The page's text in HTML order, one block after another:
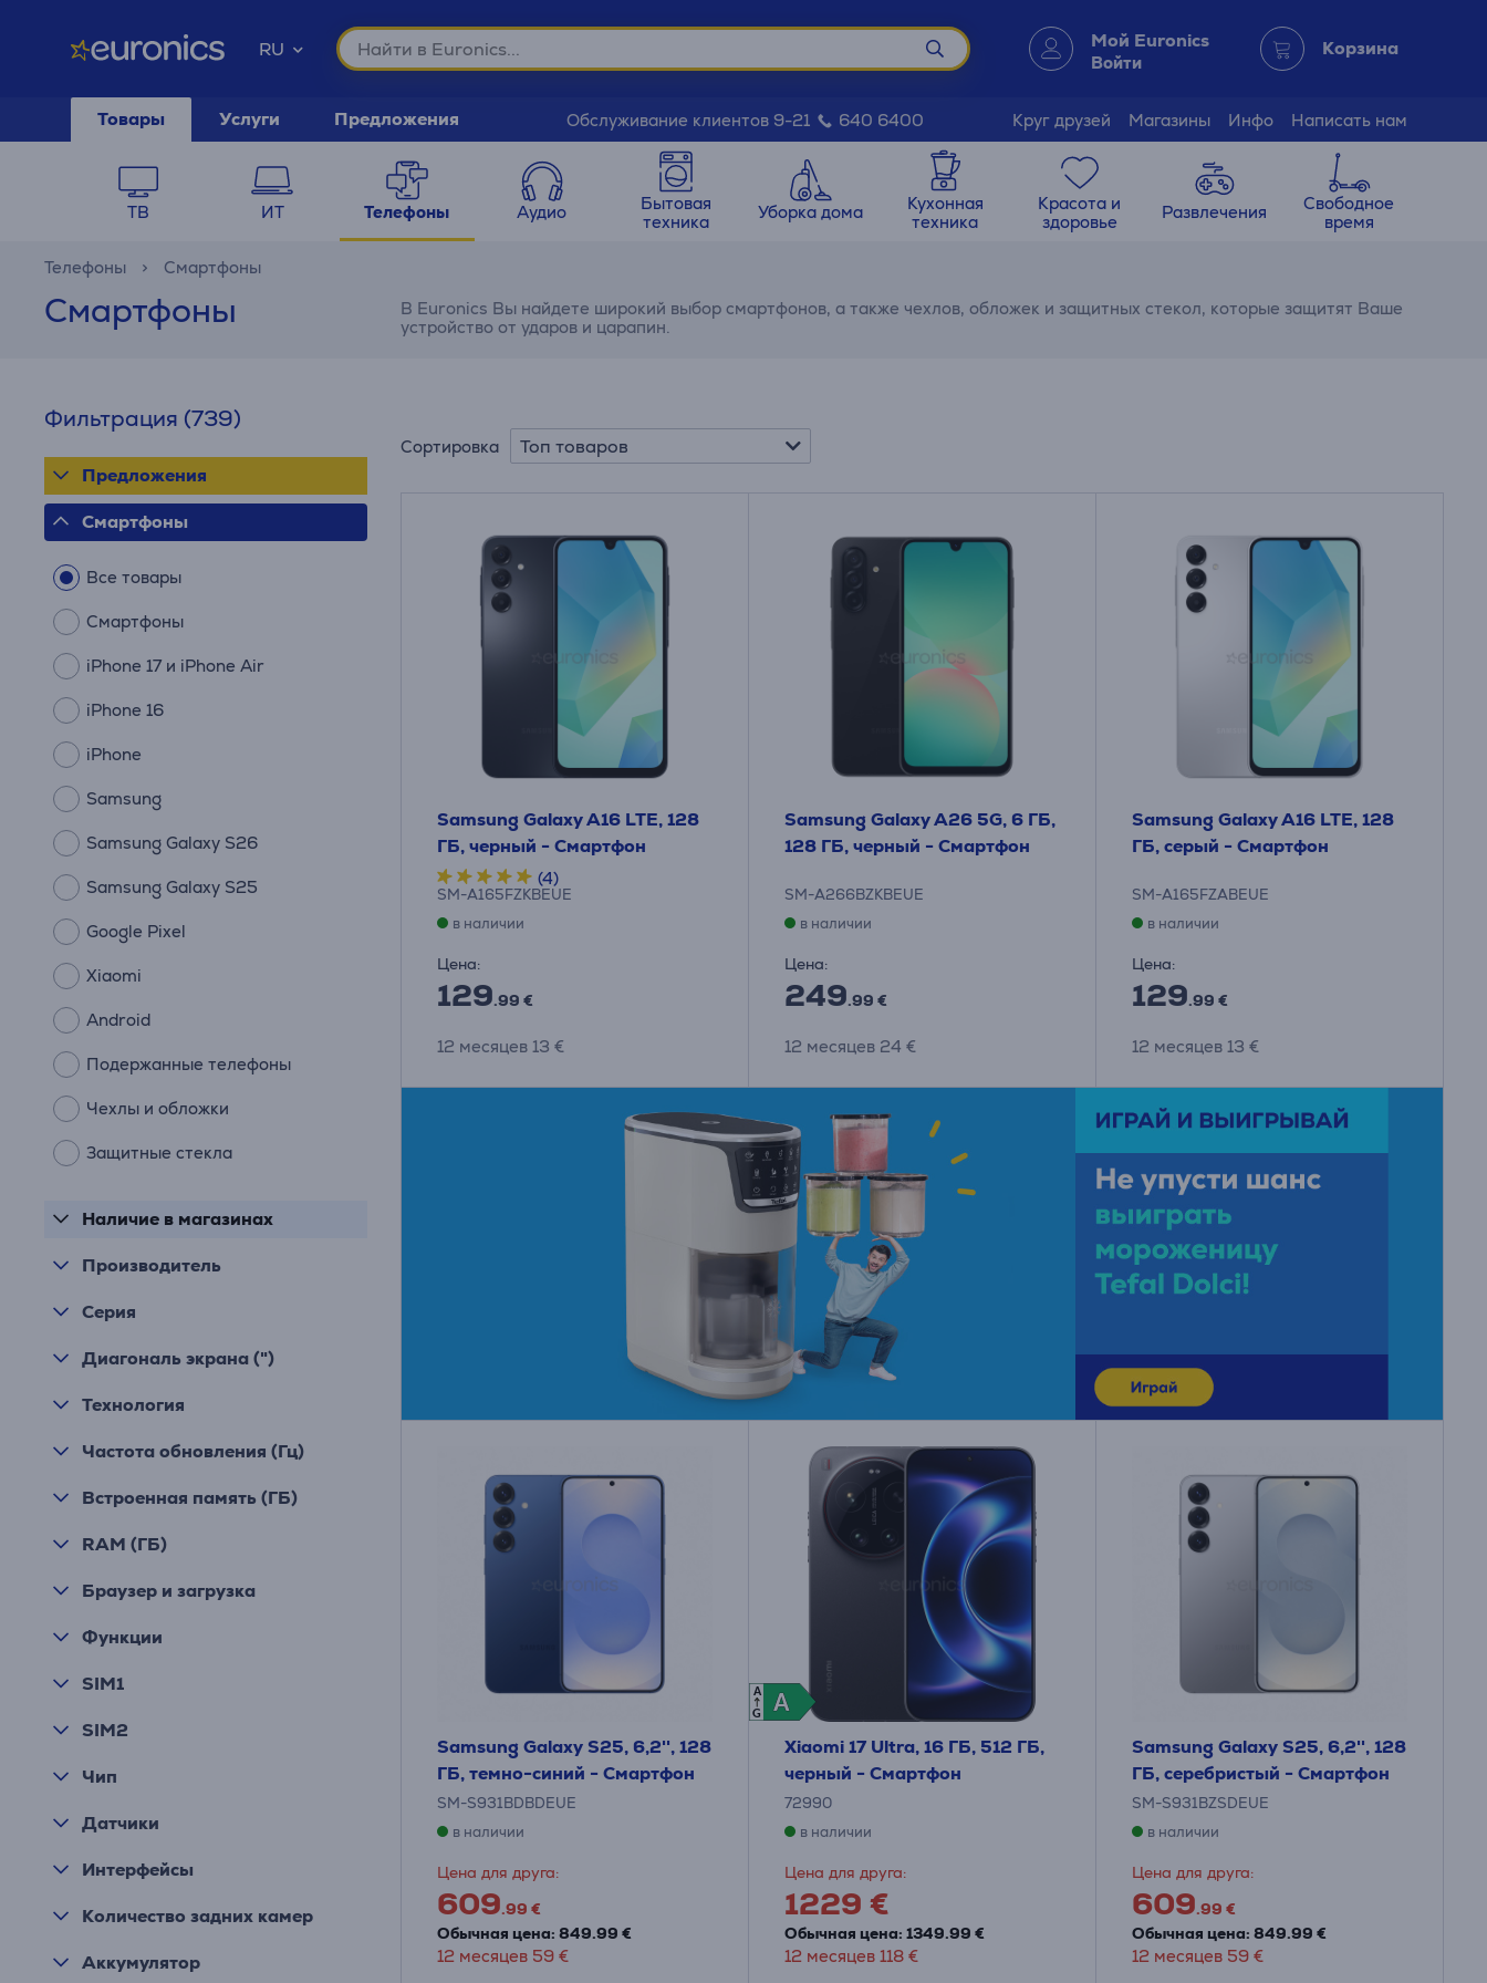
RU Мой Euronics
Войти
Корзина
Товары Услуги Предложения Обслуживание клиентов 9-21 640 6400 Круг друзей Магазины Инфо Написать нам
ТВ ИТ Телефоны Аудио
Бытовая
техника
Уборка дома
Кухонная
техника
Красота и
здоровье
Развлечения
Свободное
время
Телефоны Смартфоны
Смартфоны
В Euronics Вы найдете широкий выбор смартфонов, а также чехлов, обложек и защитных стекол, которые защитят Ваше
устройство от ударов и царапин.
Фильтрация (739)
Предложения
Смартфоны
Все товары
Смартфоны
iPhone 17 и iPhone Air
iPhone 16
iPhone
Samsung
Samsung Galaxy S26
Samsung Galaxy S25
Google Pixel
Xiaomi
Android
Подержанные телефоны
Чехлы и обложки
Защитные стекла
Наличие в магазинах
Производитель
Серия
Диагональ экрана (")
Технология
Частота обновления (Гц)
Встроенная память (ГБ)
RAM (ГБ)
Браузер и загрузка
Функции
SIM1
SIM2
Чип
Датчики
Интерфейсы
Количество задних камер
Аккумулятор
Сортировка Топ товаров
Samsung Galaxy A16 LTE, 128
ГБ, черный - Смартфон
(4)
SM-A165FZKBEUE
в наличии
Цена:
129.99 €
12 месяцев 13 €
Samsung Galaxy A26 5G, 6 ГБ,
128 ГБ, черный - Смартфон
SM-A266BZKBEUE
в наличии
Цена:
249.99 €
12 месяцев 24 €
Samsung Galaxy A16 LTE, 128
ГБ, серый - Смартфон
SM-A165FZABEUE
в наличии
Цена:
129.99 €
12 месяцев 13 €
Samsung Galaxy S25, 6,2'', 128
ГБ, темно-синий - Смартфон
SM-S931BDBDEUE
в наличии
Цена для друга:
609.99 €
Обычная цена: 849.99 €
12 месяцев 59 €
A
A
A
G
Xiaomi 17 Ultra, 16 ГБ, 512 ГБ,
черный - Смартфон
72990
в наличии
Цена для друга:
1229 €
Обычная цена: 1349.99 €
12 месяцев 118 €
Samsung Galaxy S25, 6,2'', 128
ГБ, серебристый - Смартфон
SM-S931BZSDEUE
в наличии
Цена для друга:
609.99 €
Обычная цена: 849.99 €
12 месяцев 59 €